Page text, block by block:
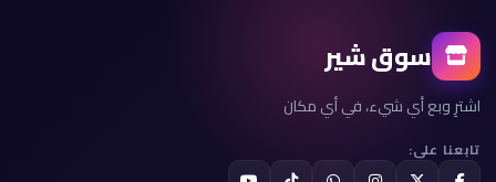
سوق شير
اشترِ وبع أي شيء، في أي مكان
تابعنا على: